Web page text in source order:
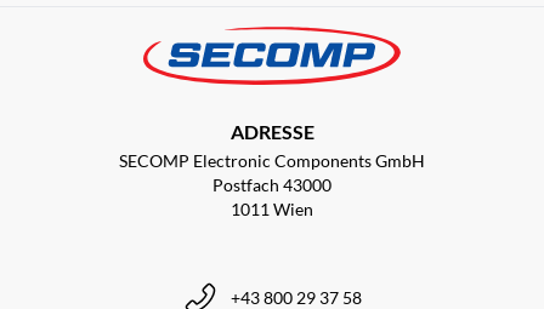
ADRESSE
SECOMP Electronic Components GmbH
Postfach 43000
1011 Wien
+43 800 29 37 58